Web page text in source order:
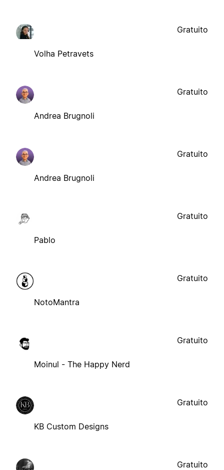
Volha Petravets
Gratuito
Andrea Brugnoli
Gratuito
Andrea Brugnoli
Gratuito
Pablo
Gratuito
NotoMantra
Gratuito
Moinul - The Happy Nerd
Gratuito
KB Custom Designs
Gratuito
Gratuito